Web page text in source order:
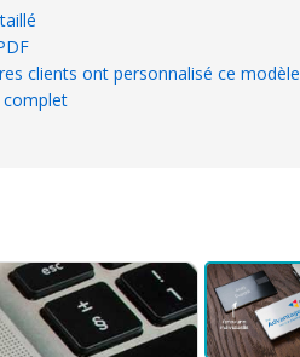
clients ont personnalisé ce modèle
complet